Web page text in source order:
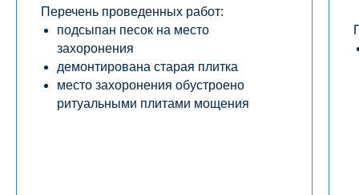
Перечень проведенных работ:
подсыпан песок на место
захоронения
демонтирована старая плитка
место захоронения обустроено
ритуальными плитами мощения